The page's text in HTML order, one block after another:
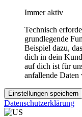
Immer aktiv
Technisch
grundlegende
Beispiel dazu,
dich in dein
auf dich ist für
anfallende Daten
Einstellungen speichern
Datenschutzerklärung